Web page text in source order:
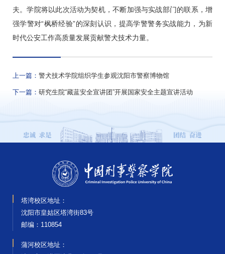
夫。学院将以此次活动为契机，不断加强与实战部门的联系，增
强学警对“枫桥经验”的深刻认识，提高学警警务实战能力，为新
时代公安工作高质量发展贡献警犬技术力量。
上一篇： 警犬技术学院组织学生参观沈阳市警察博物馆
下一篇： 研究生院“藏蓝安全宣讲团”开展国家安全主题宣讲活动
塔湾校区地址：
沈阳市皇姑区塔湾街83号
邮编‌：110854
蒲河校区地址：